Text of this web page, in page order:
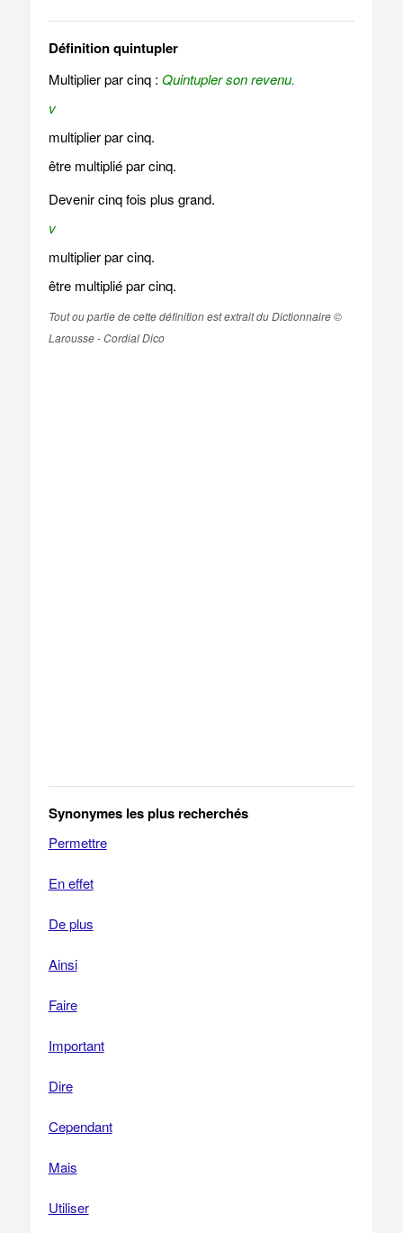
Définition quintupler
Multiplier par cinq : Quintupler son revenu.
v
multiplier par cinq.
être multiplié par cinq.
Devenir cinq fois plus grand.
v
multiplier par cinq.
être multiplié par cinq.
Tout ou partie de cette définition est extrait du Dictionnaire ©
Larousse - Cordial Dico
Synonymes les plus recherchés
Permettre
En effet
De plus
Ainsi
Faire
Important
Dire
Cependant
Mais
Utiliser